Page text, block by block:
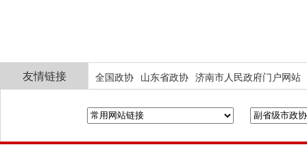
友情链接 全国政协 山东省政协 济南市人民政府门户网站